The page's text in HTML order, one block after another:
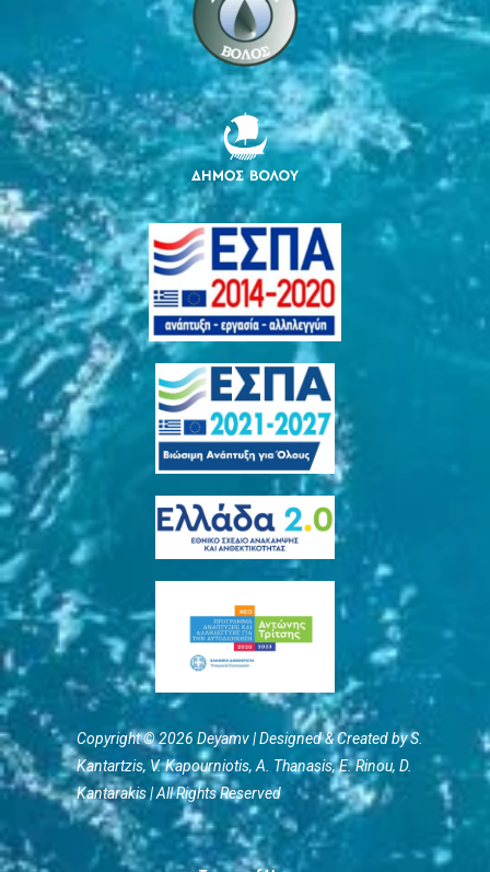
Copyright © 2026 Deyamv | Designed & Created by S.
Kantartzis, V. Kapourniotis, Α. Thanasis, E. Rinou, D.
Kantarakis | All Rights Reserved